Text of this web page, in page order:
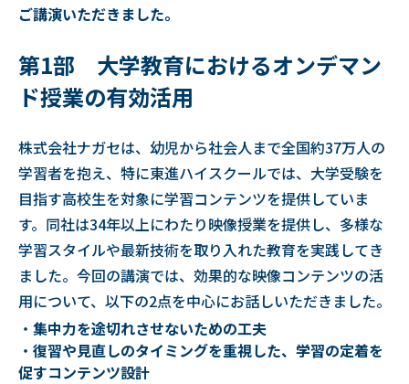
ご講演いただきました。
第1部 大学教育におけるオンデマン
ド授業の有効活用
株式会社ナガセは、幼児から社会人まで全国約37万人の
学習者を抱え、特に東進ハイスクールでは、大学受験を
目指す高校生を対象に学習コンテンツを提供していま
す。同社は34年以上にわたり映像授業を提供し、多様な
学習スタイルや最新技術を取り入れた教育を実践してき
ました。今回の講演では、効果的な映像コンテンツの活
用について、以下の2点を中心にお話しいただきました。
・ 集中力を途切れさせないための工夫
・ 復習や見直しのタイミングを重視した、学習の定着を
促すコンテンツ設計